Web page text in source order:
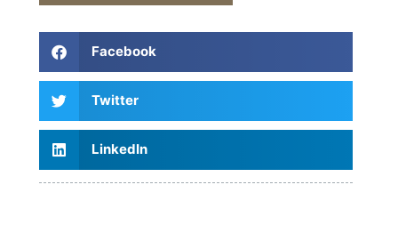
Facebook
Twitter
LinkedIn